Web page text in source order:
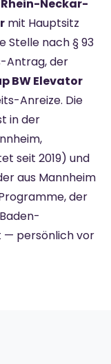
Neckar-
mit Hauptsitz
Stelle nach § 93
Antrag, der
BW Elevator
Anreize. Die
in der
seit 2019) und
aus Mannheim
der
persönlich vor